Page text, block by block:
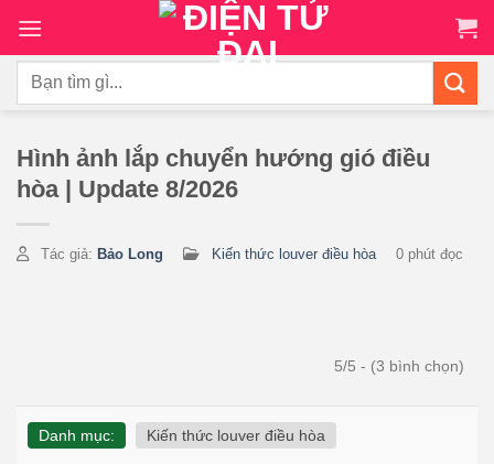
đến
nộiTìm
Hình ảnh lắp chuyển hướng gió điều
hòa | Update 8/2026
Tác giả: Bảo Long Kiến thức louver điều hòa 0 phút đọc
5/5 - (3 bình chọn)
Danh mục: Kiến thức louver điều hòa